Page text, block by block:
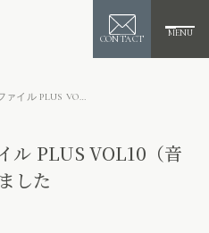
CONTACT
MENU
ル PLUS VOL10（音
した